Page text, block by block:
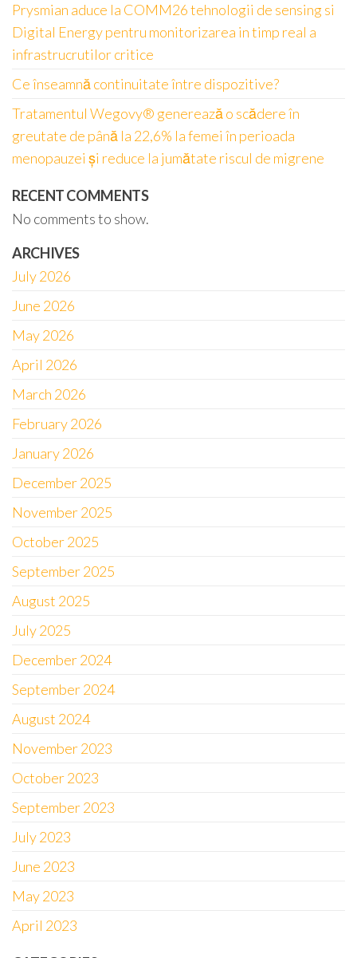
Prysmian aduce la COMM26 tehnologii de sensing si
Digital Energy pentru monitorizarea in timp real a
infrastrucrutilor critice
Ce înseamnă continuitate între dispozitive?
Tratamentul Wegovy® generează o scădere în
greutate de până la 22,6% la femei în perioada
menopauzei și reduce la jumătate riscul de migrene
RECENT COMMENTS
No comments to show.
ARCHIVES
July 2026
June 2026
May 2026
April 2026
March 2026
February 2026
January 2026
December 2025
November 2025
October 2025
September 2025
August 2025
July 2025
December 2024
September 2024
August 2024
November 2023
October 2023
September 2023
July 2023
June 2023
May 2023
April 2023